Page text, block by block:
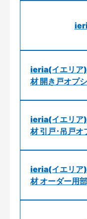
ieria(イエリア)
材 開き戸オプ
ieria(イエリア)
材 引戸･吊戸オ
ieria(イエリア)
材 オーダー用